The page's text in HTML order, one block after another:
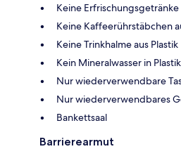
Keine Erfrischungsgetränke
Keine Kaffeerührstäbchen
Keine Trinkhalme aus Plastik
Kein Mineralwasser in
Nur wiederverwendbare
Nur wiederverwendbares
Bankettsaal
Barrierearmut